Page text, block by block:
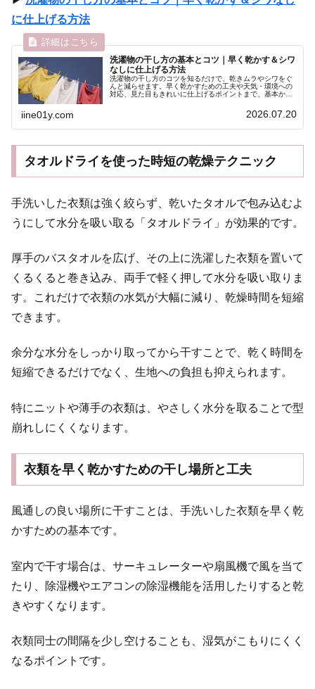
に仕上げる方法
洗濯物の干し方の基本とコツ｜早く乾かす＆シワ
なしに仕上げる方法
洗濯物の干し方のコツを知るだけで、乾きムラやシワをぐ
んと減らせます。早く乾かすための工夫や天気・環境への
対応、見た目もきれいに仕上げるポイントまで、基本から
iine01y.com 2026.07.20
タオルドライを使った時短の乾燥テクニック
手洗いした衣類は強く絞らず、乾いたタオルで包み込むよ
うにして水分を吸い取る「タオルドライ」が効果的です。
厚手のバスタオルを広げ、その上に洗濯した衣類を置いて
くるくると巻き込み、両手で軽く押して水分を吸い取りま
す。これだけで衣類の水気が大幅に減り、乾燥時間を短縮
できます。
余分な水分をしっかり取ってから干すことで、乾く時間を
短縮できるだけでなく、生地への負担も抑えられます。
特にニットや薄手の衣類は、やさしく水分を取ることで型
崩れしにくくなります。
衣類を早く乾かすための干し場所と工夫
風通しの良い場所に干すことは、手洗いした衣類を早く乾
かすための基本です。
室内で干す場合は、サーキュレーターや扇風機で風を当て
たり、除湿機やエアコンの除湿機能を活用したりすると乾
きやすくなります。
衣類同士の間隔を少し空けることも、湿気がこもりにくく
なるポイントです。